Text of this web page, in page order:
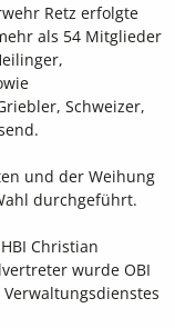
Retz erfolgte
als 54 Mitglieder
Schweizer,
und der Weihung
durchgeführt.
Christian
wurde OBI